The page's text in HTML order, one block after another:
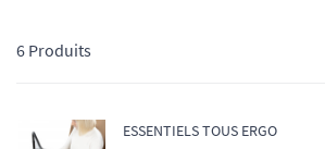
6 Produits
ESSENTIELS TOUS ERGO